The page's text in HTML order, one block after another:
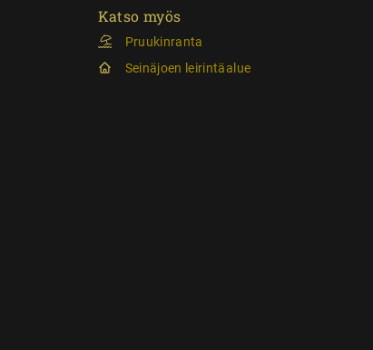
Katso myös
Pruukinranta
Seinäjoen leirintäalue